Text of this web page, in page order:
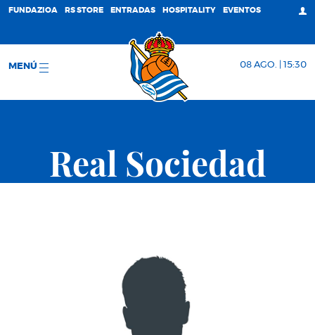
FUNDAZIOA RS STORE ENTRADAS HOSPITALITY EVENTOS
MENÚ 08 AGO. | 15:30
Real Sociedad